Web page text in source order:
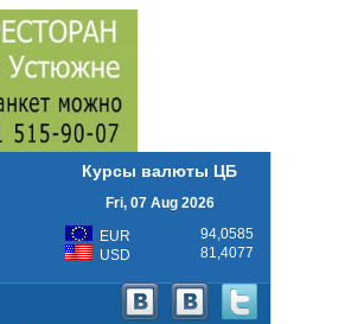
Курсы валюты ЦБ
Fri, 07 Aug 2026
EUR
94,0585
USD
81,4077